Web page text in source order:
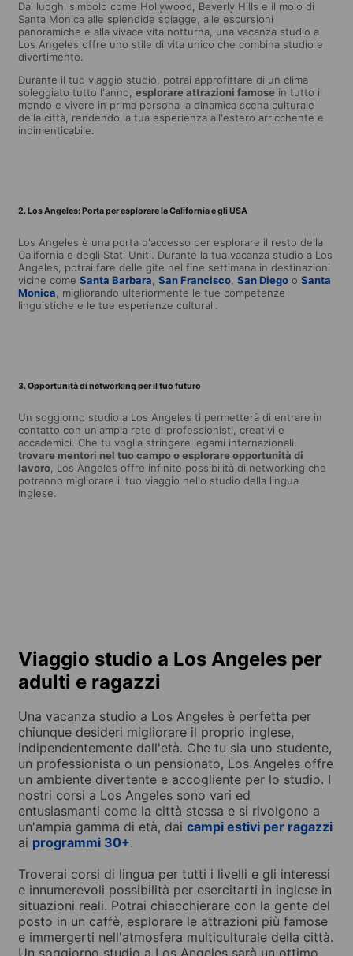
Dai luoghi simbolo come Hollywood, Beverly Hills e il molo di
Santa Monica alle splendide spiagge, alle escursioni
panoramiche e alla vivace vita notturna, una vacanza studio a
Los Angeles offre uno stile di vita unico che combina studio e
divertimento.
Durante il tuo viaggio studio, potrai approfittare di un clima
soleggiato tutto l'anno, esplorare attrazioni famose in tutto il
mondo e vivere in prima persona la dinamica scena culturale
della città, rendendo la tua esperienza all'estero arricchente e
indimenticabile.
2. Los Angeles: Porta per esplorare la California e gli USA
Los Angeles è una porta d'accesso per esplorare il resto della
California e degli Stati Uniti. Durante la tua vacanza studio a Los
Angeles, potrai fare delle gite nel fine settimana in destinazioni
vicine come Santa Barbara San Francisco San Diego o Santa
Monica , migliorando ulteriormente le tue competenze
linguistiche e le tue esperienze culturali.
3. Opportunità di networking per il tuo futuro
Un soggiorno studio a Los Angeles ti permetterà di entrare in
contatto con un'ampia rete di professionisti, creativi e
accademici. Che tu voglia stringere legami internazionali,
trovare mentori nel tuo campo o esplorare opportunità di
lavoro , Los Angeles offre infinite possibilità di networking che
potranno migliorare il tuo viaggio nello studio della lingua
inglese.
Viaggio studio a Los Angeles per
adulti e ragazzi
Una vacanza studio a Los Angeles è perfetta per
chiunque desideri migliorare il proprio inglese,
indipendentemente dall'età. Che tu sia uno studente,
un professionista o un pensionato, Los Angeles offre
un ambiente divertente e accogliente per lo studio. I
nostri corsi a Los Angeles sono vari ed
entusiasmanti come la città stessa e si rivolgono a
un'ampia gamma di età, dai campi estivi per ragazzi
ai programmi 30+.
Troverai corsi di lingua per tutti i livelli e gli interessi
e innumerevoli possibilità per esercitarti in inglese in
situazioni reali. Potrai chiacchierare con la gente del
posto in un caffè, esplorare le attrazioni più famose
e immergerti nell'atmosfera multiculturale della città.